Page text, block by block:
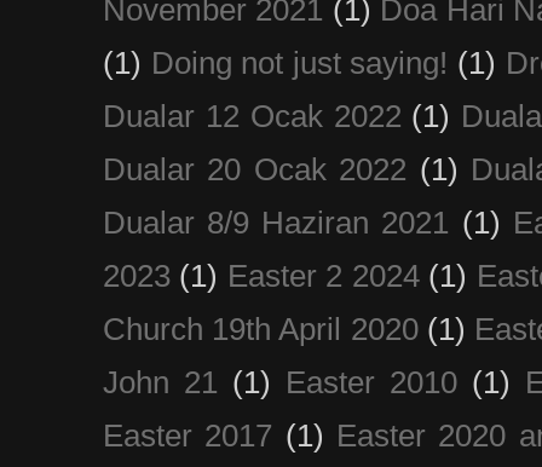
November 2021 (1) Doa Hari
(1) Doing not just saying! (1)
Dualar 12 Ocak 2022 (1)
Dualar 20 Ocak 2022 (1)
Dualar 8/9 Haziran 2021 (1)
2023 (1) Easter 2 2024 (1)
Church 19th April 2020 (1)
John 21 (1) Easter 2010 (1)
Easter 2017 (1) Easter 2020